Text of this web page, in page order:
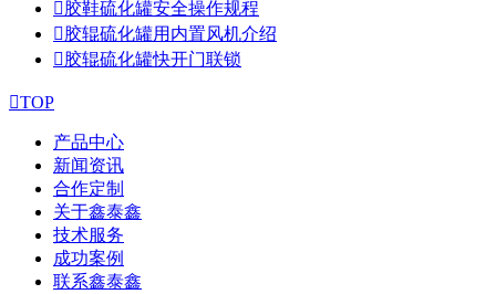
胶鞋硫化罐安全操作规程
胶辊硫化罐用内置风机介绍
胶辊硫化罐快开门联锁
TOP
产品中心
新闻资讯
合作定制
关于鑫泰鑫
技术服务
成功案例
联系鑫泰鑫